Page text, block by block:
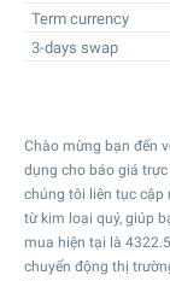
Term currency
3-days swap
Chào mừng bạn đến
dụng cho báo giá
chúng tôi liên tục cập
từ kim loại quý, giúp
mua hiện tại là
chuyển động thị